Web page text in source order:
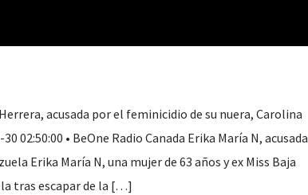
acusada por el feminicidio de su nuera, Carolina
02:50:00 • BeOne Radio Canada Erika María N, acusada
Erika María N, una mujer de 63 años y ex Miss Baja
tras escapar de la […]